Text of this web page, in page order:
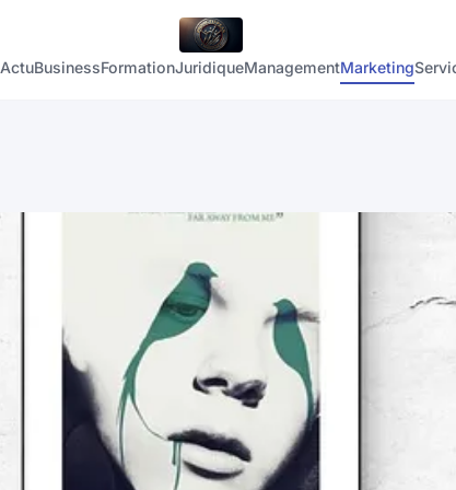
ActuBusinessFormationJuridiqueManagementMarketing